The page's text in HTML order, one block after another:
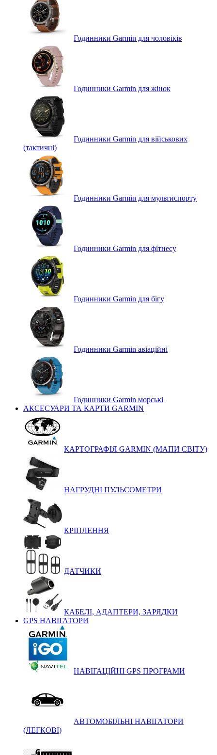
Годинники Garmin для чоловіків
Годинники Garmin для жінок
Годинники Garmin для військових
(тактичні)
Годинники Garmin для мультиспорту
Годинники Garmin для фітнесу
Годинники Garmin для бігу
Годинники Garmin авіаційні
Годинники Garmin морські
АКСЕСУАРИ ТА КАРТИ GARMIN
КАРТОГРАФІЯ GARMIN (МАПИ СВІТУ)
НАГРУДНІ ПУЛЬСОМЕТРИ
КРІПЛЕННЯ
ДАТЧИКИ
КАБЕЛІ, АДАПТЕРИ, ЗАРЯДКИ
GPS НАВІГАТОРИ
НАВІГАЦІЙНІ GPS ПРОГРАМИ
АВТОМОБІЛЬНІ НАВІГАТОРИ
(ЛЕГКОВІ)